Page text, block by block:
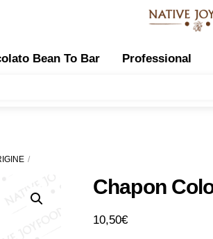
Bean To Bar Professional
Chapon
10,50€